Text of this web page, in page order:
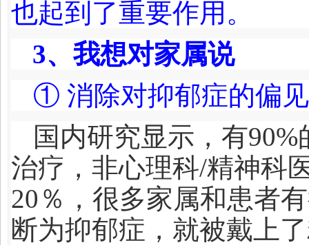
也起到了重要作用。
3、我想对家属说
① 消除对抑郁症的偏见
国内研究显示，有
治疗，非心理科/精神科
20％，很多家属和患者
断为抑郁症，就被戴上